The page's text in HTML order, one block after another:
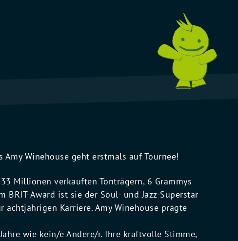
Winehouse geht erstmals auf Tournee!
Millionen verkauften Tonträgern, 6 Grammys
BRIT-Award ist sie der Soul- und Jazz-Superstar
Karriere. Amy Winehouse prägte
wie kein/e Andere/r. Ihre kraftvolle Stimme,